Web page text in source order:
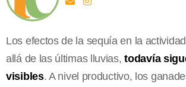
Los efectos de la sequía en la
allá de las últimas lluvias,todavía
visibles. A nivel productivo, los